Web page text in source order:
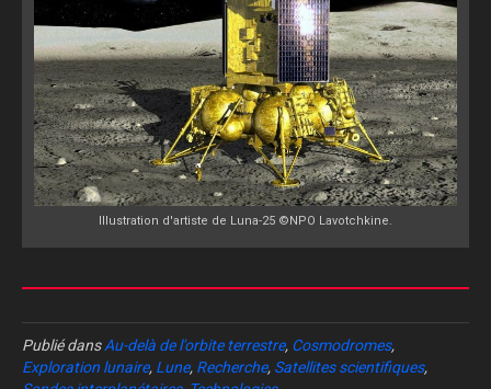
Illustration d'artiste de Luna-25 ©NPO Lavotchkine.
Publié dansAu-delà de l'orbite terrestre, Cosmodromes,
Exploration lunaire, Lune, Recherche, Satellites scientifiques,